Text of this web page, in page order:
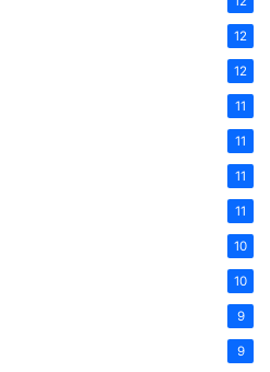
12
12
11
11
11
11
10
10
9
9